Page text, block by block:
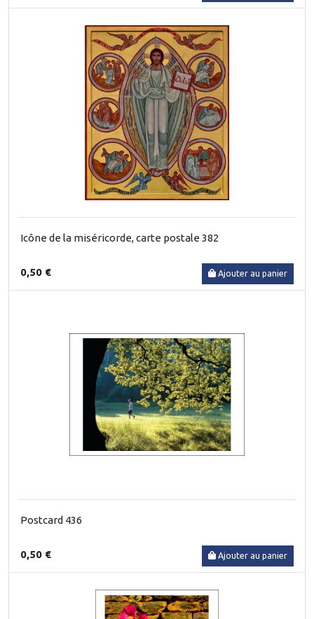
Icône de la miséricorde, carte postale 382
0,50 € Ajouter au panier
Postcard 436
0,50 € Ajouter au panier